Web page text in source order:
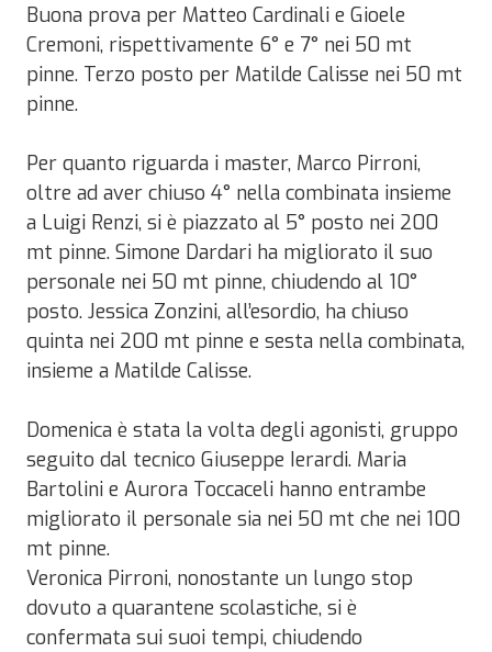
Buona prova per Matteo Cardinali e Gioele
Cremoni, rispettivamente 6° e 7° nei 50 mt
pinne. Terzo posto per Matilde Calisse nei 50 mt
pinne.
Per quanto riguarda i master, Marco Pirroni,
oltre ad aver chiuso 4° nella combinata insieme
a Luigi Renzi, si è piazzato al 5° posto nei 200
mt pinne. Simone Dardari ha migliorato il suo
personale nei 50 mt pinne, chiudendo al 10°
posto. Jessica Zonzini, all’esordio, ha chiuso
quinta nei 200 mt pinne e sesta nella combinata,
insieme a Matilde Calisse.
Domenica è stata la volta degli agonisti, gruppo
seguito dal tecnico Giuseppe Ierardi. Maria
Bartolini e Aurora Toccaceli hanno entrambe
migliorato il personale sia nei 50 mt che nei 100
mt pinne.
Veronica Pirroni, nonostante un lungo stop
dovuto a quarantene scolastiche, si è
confermata sui suoi tempi, chiudendo